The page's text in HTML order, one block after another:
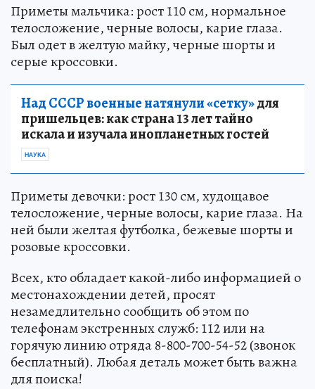
Приметы мальчика: рост 110 см, нормальное
телосложение, черные волосы, карие глаза.
Был одет в желтую майку, черные шорты и
серые кроссовки.
Над СССР военные натянули «сетку»для
пришельцев: как страна 13 лет тайно
искала и изучала инопланетных гостей
НАУКА
Приметы девочки: рост 130 см, худощавое
телосложение, черные волосы, карие глаза. На
ней были желтая футболка, бежевые шорты и
розовые кроссовки.
Всех, кто обладает какой-либо информацией о
местонахождении детей, просят
незамедлительно сообщить об этом по
телефонам экстренных служб: 112 или на
горячую линию отряда 8-800-700-54-52 (звонок
бесплатный). Любая деталь может быть важна
для поиска!